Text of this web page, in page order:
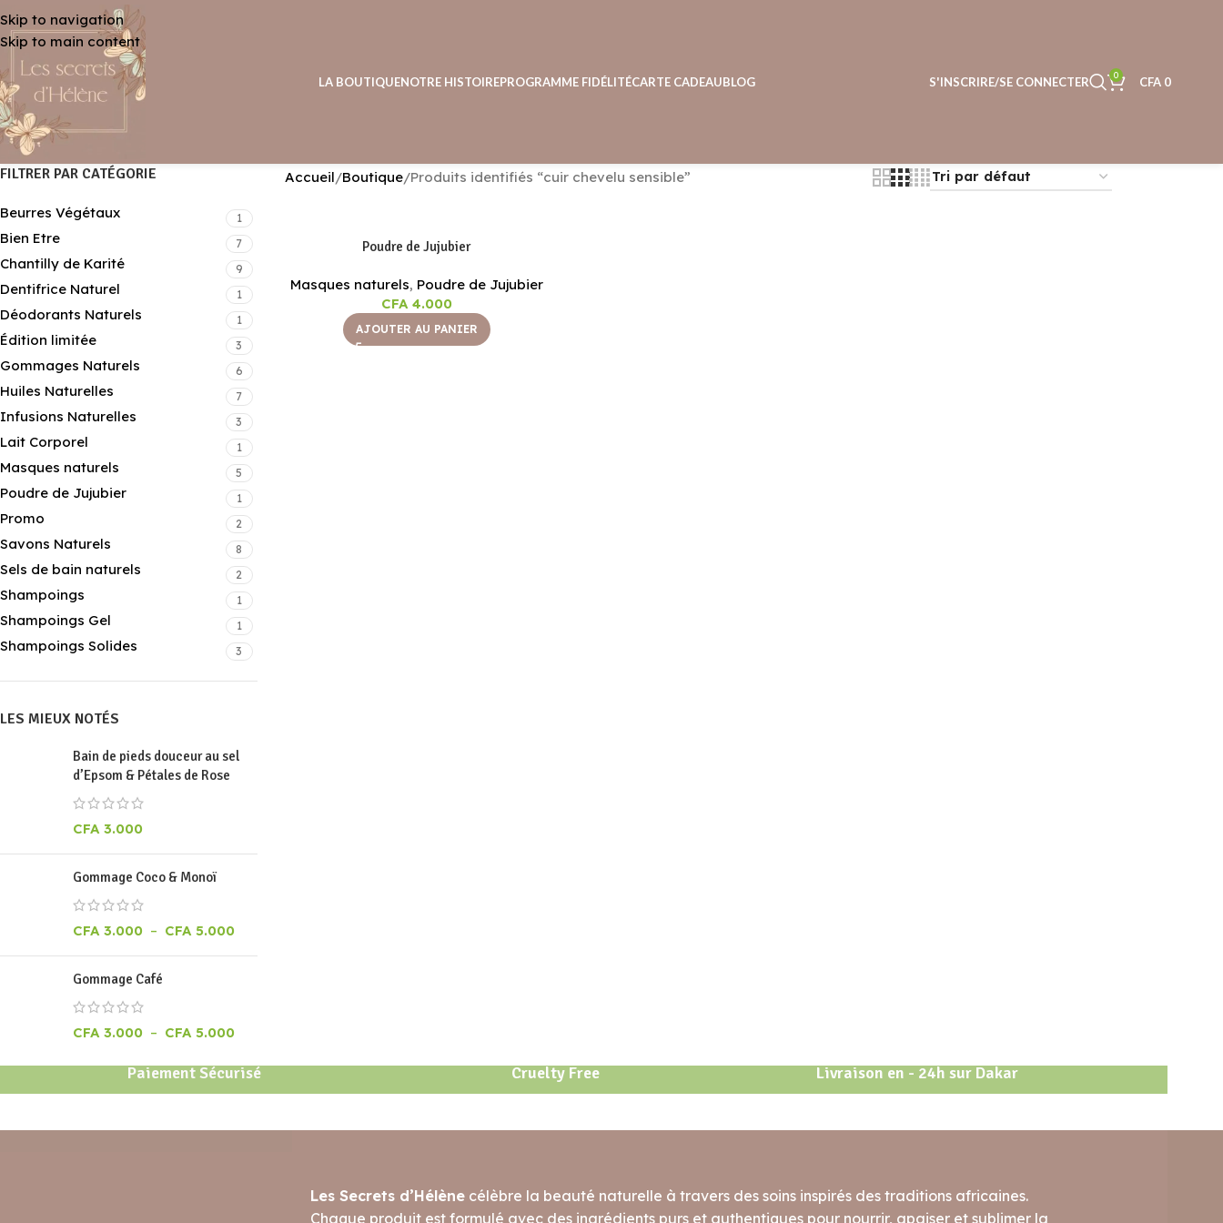
Skip to navigation
Skip to main content
LA BOUTIQUENOTRE HISTOIREPROGRAMME FIDÉLITÉCARTE CADEAUBLOG S'INSCRIRE/SE CONNECTER 0 CFA0
FILTRER PAR CATÉGORIE
Beurres Végétaux 1
Bien Etre 7
Chantilly de Karité 9
Dentifrice Naturel 1
Déodorants Naturels 1
Édition limitée 3
Gommages Naturels 6
Huiles Naturelles 7
Infusions Naturelles 3
Lait Corporel 1
Masques naturels 5
Poudre de Jujubier 1
Promo 2
Savons Naturels 8
Sels de bain naturels 2
Shampoings 1
Shampoings Gel 1
Shampoings Solides 3
LES MIEUX NOTÉS
Bain de pieds douceur au sel
d’Epsom & Pétales de Rose
CFA3.000
Gommage Coco & Monoï
CFA3.000 – CFA5.000
Gommage Café
CFA3.000 – CFA5.000
Accueil Boutique Produits identifiés “cuir chevelu sensible”
Poudre de Jujubier
Masques naturels, Poudre de Jujubier
CFA4.000
AJOUTER AU PANIER
Paiement Sécurisé Cruelty Free Livraison en - 24h sur Dakar
Les Secrets d’Hélène célèbre la beauté naturelle à travers des soins inspirés des traditions africaines.
Chaque produit est formulé avec des ingrédients purs et authentiques pour nourrir, apaiser et sublimer la